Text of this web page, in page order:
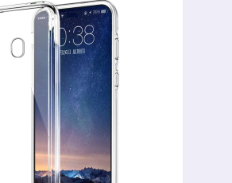
saab
teha
tootelehel.